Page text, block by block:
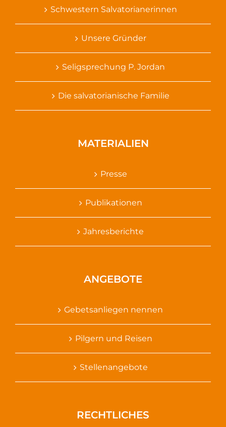
Schwestern Salvatorianerinnen
Unsere Gründer
Seligsprechung P. Jordan
Die salvatorianische Familie
MATERIALIEN
Presse
Publikationen
Jahresberichte
ANGEBOTE
Gebetsanliegen nennen
Pilgern und Reisen
Stellenangebote
RECHTLICHES